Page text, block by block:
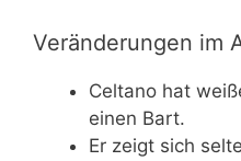
Veränderungen im
Celtano hat
einen Bart.
Er zeigt sich